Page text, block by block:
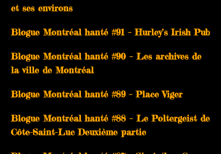
et ses environs
Blogue Montréal hanté #91 – Hurley’s Irish Pub
Blogue Montréal hanté #90 – Les archives de
la ville de Montréal
Blogue Montréal hanté #89 – Place Viger
Blogue Montréal hanté #88 – Le Poltergeist de
Côte-Saint-Luc Deuxième partie